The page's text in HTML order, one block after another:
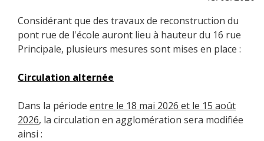
Considérant que des travaux de reconstruction du
pont rue de l'école auront lieu à hauteur du 16 rue
Principale, plusieurs mesures sont mises en place :
Circulation alternée
Dans la période entre le 18 mai 2026 et le 15 août
2026, la circulation en agglomération sera modifiée
ainsi :